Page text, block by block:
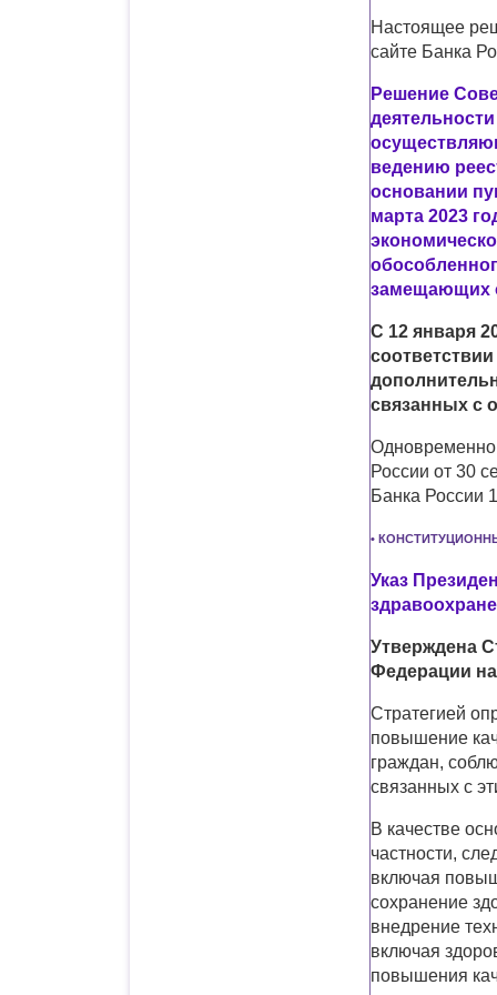
Настоящее
сайте Банка
Решение
ведению
основании
марта 2023
замещающих
С 12 января
связанных с
Одновременно
России от 30
Банка России
•
Указ
Утверждена
Федерации
Стратегией
повышение
граждан,
связанных с
В качестве
частности,
включая
сохранение
внедрение
включая
повышения